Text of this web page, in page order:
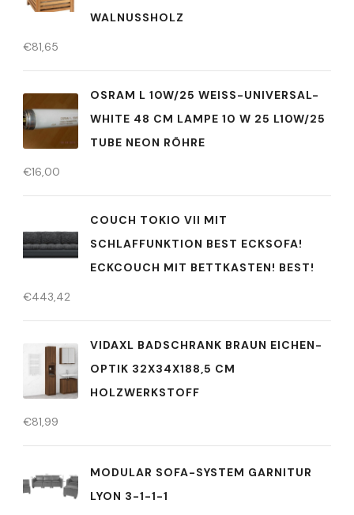
WALNUSSHOLZ
€81,65
OSRAM L 10W/25 WEISS-UNIVERSAL-
WHITE 48 CM LAMPE 10 W 25 L10W/25
TUBE NEON RÖHRE
€16,00
COUCH TOKIO VII MIT
SCHLAFFUNKTION BEST ECKSOFA!
ECKCOUCH MIT BETTKASTEN! BEST!
€443,42
VIDAXL BADSCHRANK BRAUN EICHEN-
OPTIK 32X34X188,5 CM
HOLZWERKSTOFF
€81,99
MODULAR SOFA-SYSTEM GARNITUR
LYON 3-1-1-1